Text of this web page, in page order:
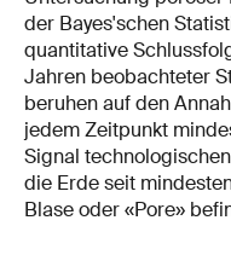
der Bayes'schen
quantitative
Jahren beobachteter
beruhen auf den
jedem Zeitpunkt
Signal
die Erde seit
Blase oder «Pore»